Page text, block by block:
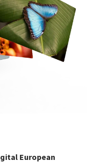
European